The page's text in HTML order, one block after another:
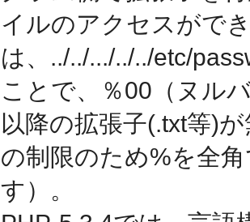
イルのアクセスがで
は、../../.../../../etc/
ことで、％00（ヌル
以降の拡張子(.txt等)
の制限のため%を全
す）。